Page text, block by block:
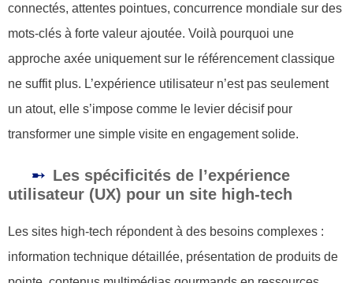
connectés, attentes pointues, concurrence mondiale sur des
mots-clés à forte valeur ajoutée. Voilà pourquoi une
approche axée uniquement sur le référencement classique
ne suffit plus. L’expérience utilisateur n’est pas seulement
un atout, elle s’impose comme le levier décisif pour
transformer une simple visite en engagement solide.
Les spécificités de l’expérience
utilisateur (UX) pour un site high-tech
Les sites high-tech répondent à des besoins complexes :
information technique détaillée, présentation de produits de